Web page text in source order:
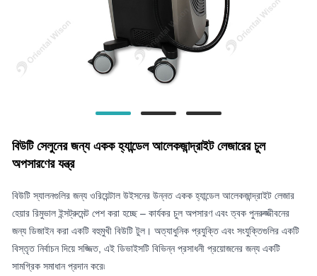
বিউটি সেলুনের জন্য একক হ্যান্ডেল আলেকজান্দ্রাইট লেজারের চুল
অপসারণের যন্ত্র
বিউটি স্যালনগুলির জন্য ওরিয়েন্টাল উইসনের উন্নত একক হ্যান্ডেল আলেকজান্দ্রাইট লেজার
হেয়ার রিমুভাল ইন্সট্রুমেন্ট পেশ করা হচ্ছে – কার্যকর চুল অপসারণ এবং ত্বক পুনরুজ্জীবনের
জন্য ডিজাইন করা একটি বহুমুখী বিউটি টুল। অত্যাধুনিক প্রযুক্তি এবং সংযুক্তিগুলির একটি
বিস্তৃত নির্বাচন দিয়ে সজ্জিত, এই ডিভাইসটি বিভিন্ন প্রসাধনী প্রয়োজনের জন্য একটি
সামগ্রিক সমাধান প্রদান করে৷